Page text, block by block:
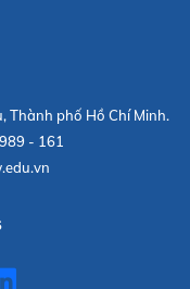
Thành phố Hồ Chí Minh.
- 161